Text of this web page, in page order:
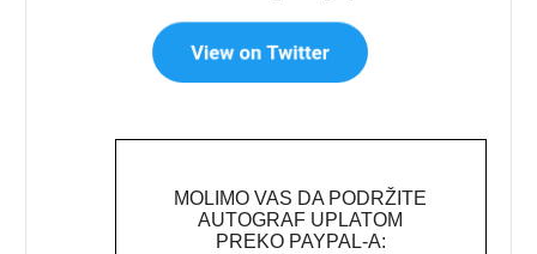
MOLIMO VAS DA PODRŽITE
AUTOGRAF UPLATOM
PREKO PAYPAL-A: